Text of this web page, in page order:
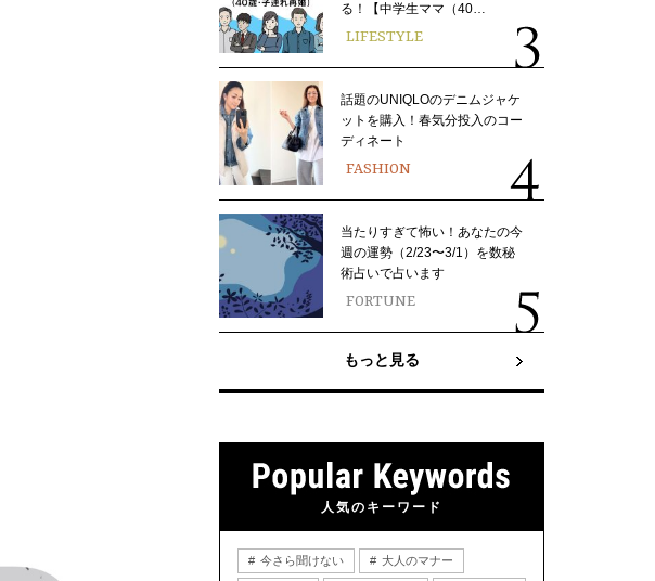
る！【中学生ママ（40…
LIFESTYLE
話題のUNIQLOのデニムジャケ
ットを購入！春気分投入のコー
ディネート
FASHION
当たりすぎて怖い！あなたの今
週の運勢（2/23〜3/1）を数秘
術占いで占います
FORTUNE
もっと見る
人気のキーワード
今さら聞けない 大人のマナー